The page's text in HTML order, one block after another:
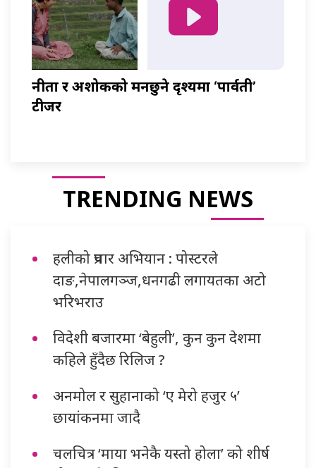
नीता र अशोकको मनछुने दृश्यमा ‘पार्वती’
टीजर
TRENDING NEWS
हलीको प्रचार अभियान : पोस्टरले
दाङ,नेपालगञ्ज,धनगढी लगायतका अटो
भरिभराउ
विदेशी बजारमा ‘बेहुली’, कुन कुन देशमा
कहिले हुँदैछ रिलिज ?
अनमोल र सुहानाको ‘ए मेरो हजुर ५’
छायांकनमा जादै
चलचित्र ‘माया भनेकै यस्तो होला’ को शीर्ष